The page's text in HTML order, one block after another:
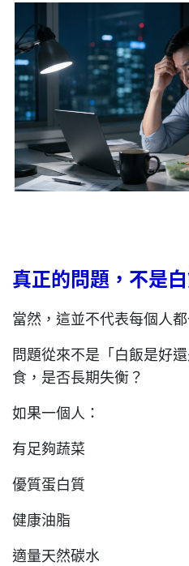
真正的問題，不是
當然，這並不代表每個人
問題從來不是「白飯是好
食，是否長期失衡？
如果一個人：
有足夠蔬菜
優質蛋白質
健康油脂
適量天然碳水